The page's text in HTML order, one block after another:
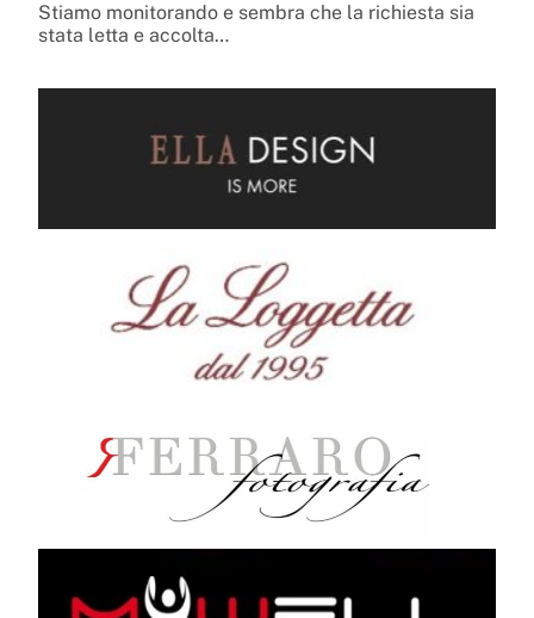
Stiamo monitorando e sembra che la richiesta sia
stata letta e accolta…